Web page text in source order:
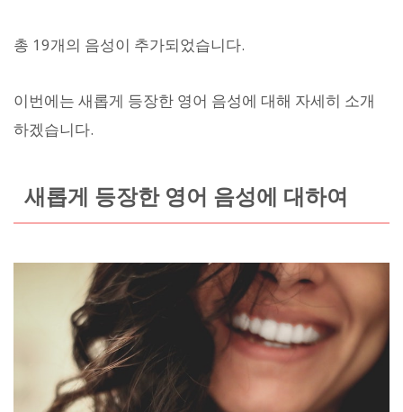
총 19개의 음성이 추가되었습니다.
이번에는 새롭게 등장한 영어 음성에 대해 자세히 소개
하겠습니다.
새롭게 등장한 영어 음성에 대하여